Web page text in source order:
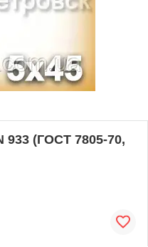
933 (ГОСТ 7805-70,